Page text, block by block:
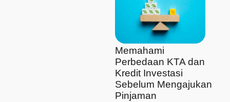
Memahami
Perbedaan KTA dan
Kredit Investasi
Sebelum Mengajukan
Pinjaman